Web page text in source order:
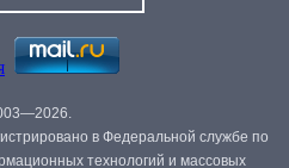
в Федеральной службе по
технологий и массовых